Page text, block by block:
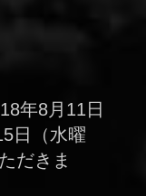
年8月11日
日（水曜
だきま